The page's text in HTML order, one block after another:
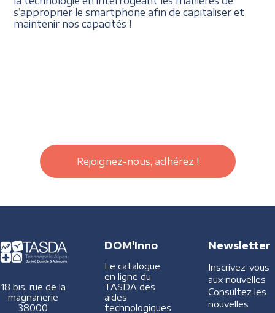
s’approprier le smartphone afin de capitaliser et
maintenir nos capacités !
Rejoignez-nous, adhérez !
18 bis, rue de la
magnanerie
38000
DOM'Inno
Le catalogue
en ligne du
TASDA des
aides
technologiques
Newsletter
Inscrivez-vous
aux nouvelles
Consultez les
nouvelles